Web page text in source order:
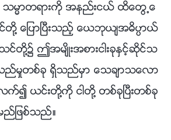
မၼာတရားကို အနည္းငယ္ ထိေတြ႕ေ
တို႔ ေျပာၿပီးသည့္ ေယဘုယ်အဓိပၸာယ္
တို႔၌ ဤအမ်ိဳးအစားငါးခုႏွင့္ဆိုင္သ
ည္မႈတစ္ခု ရွိသည္မွာ ေသခ်ာသေလာ
ယင္းတို႔ကို ငါတို႔ တစ္ခုၿပီးတစ္ခု
ျဖစ္သည္။